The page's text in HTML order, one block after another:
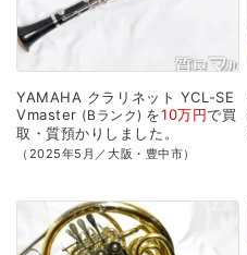
YAMAHA クラリネット YCL-SE
Vmaster
Bランク を10万円で買
取・質預かり しました。
（2025年5月／大阪・豊中市）